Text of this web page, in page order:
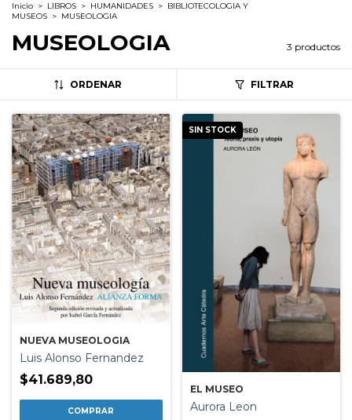
Inicio > LIBROS > HUMANIDADES > BIBLIOTECOLOGIA Y
MUSEOS > MUSEOLOGIA
MUSEOLOGIA 3 productos
ORDENAR FILTRAR
NUEVA MUSEOLOGIA
Luis Alonso Fernandez
$41.689,80
SIN STOCK
EL MUSEO
Aurora Leon